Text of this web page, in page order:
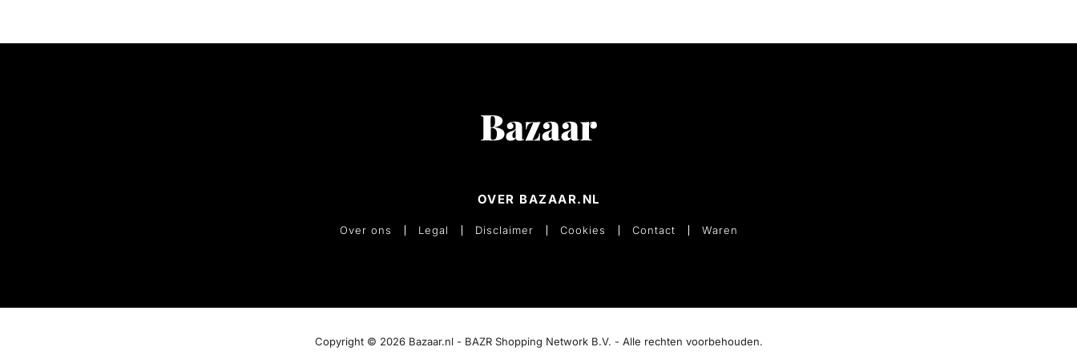
OVER BAZAAR.NL
Over ons Legal Disclaimer Cookies Contact Waren
Copyright © 2026 Bazaar.nl - BAZR Shopping Network B.V. - Alle rechten voorbehouden.